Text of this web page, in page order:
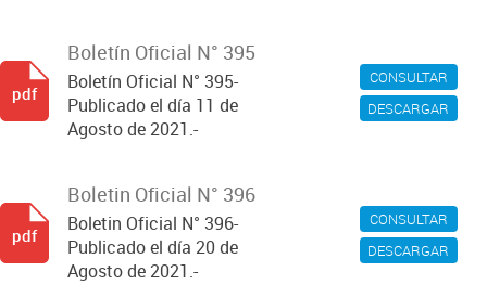
CONSULTAR
DESCARGAR
Boletín Oficial N° 395
Boletín Oficial N° 395-
Publicado el día 11 de
Agosto de 2021.-
pdf
CONSULTAR
DESCARGAR
Boletin Oficial N° 396
Boletin Oficial N° 396-
Publicado el día 20 de
Agosto de 2021.-
pdf